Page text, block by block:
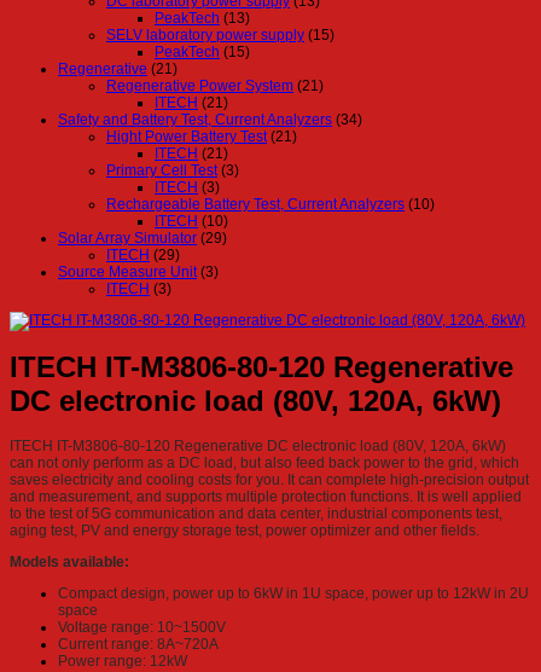
PeakTech (13)
SELV laboratory power supply (15)
PeakTech (15)
Regenerative (21)
Regenerative Power System (21)
ITECH (21)
Safety and Battery Test, Current Analyzers (34)
Hight Power Battery Test (21)
ITECH (21)
Primary Cell Test (3)
ITECH (3)
Rechargeable Battery Test, Current Analyzers (10)
ITECH (10)
Solar Array Simulator (29)
ITECH (29)
Source Measure Unit (3)
ITECH (3)
ITECH IT-M3806-80-120 Regenerative
DC electronic load (80V, 120A, 6kW)
ITECH IT-M3806-80-120 Regenerative DC electronic load (80V, 120A, 6kW)
can not only perform as a DC load, but also feed back power to the grid, which
saves electricity and cooling costs for you. It can complete high-precision output
and measurement, and supports multiple protection functions. It is well applied
to the test of 5G communication and data center, industrial components test,
aging test, PV and energy storage test, power optimizer and other fields.
Models available:
Compact design, power up to 6kW in 1U space, power up to 12kW in 2U
space
Voltage range: 10~1500V
Current range: 8A~720A
Power range: 12kW